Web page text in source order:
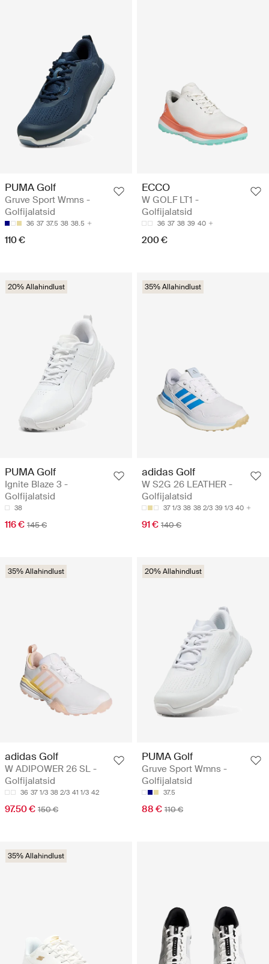
PUMA Golf
Gruve Sport Wmns -
Golfijalatsid
36 37 37.5 38 38.5
110 €
ECCO
W GOLF LT1 -
Golfijalatsid
36 37 38 39 40
200 €
20% Allahindlust
PUMA Golf
Ignite Blaze 3 -
Golfijalatsid
38
116 € 145 €
35% Allahindlust
adidas Golf
W S2G 26 LEATHER -
Golfijalatsid
37 1/3 38 38 2/3 39 1/3 40
91 € 140 €
35% Allahindlust
adidas Golf
W ADIPOWER 26 SL -
Golfijalatsid
36 37 1/3 38 2/3 41 1/3 42
97.50 € 150 €
20% Allahindlust
PUMA Golf
Gruve Sport Wmns -
Golfijalatsid
37.5
88 € 110 €
35% Allahindlust